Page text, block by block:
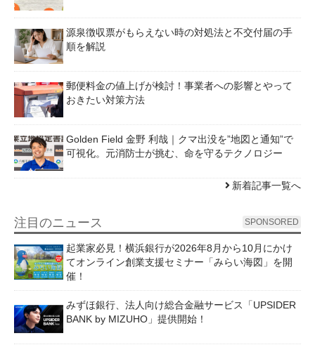
源泉徴収票がもらえない時の対処法と不交付届の手
順を解説
郵便料金の値上げが検討！事業者への影響とやって
おきたい対策方法
Golden Field 金野 利哉｜クマ出没を”地図と通知”で
可視化。元消防士が挑む、命を守るテクノロジー
新着記事一覧へ
注目のニュース SPONSORED
起業家必見！横浜銀行が2026年8月から10月にかけ
てオンライン創業支援セミナー「みらい海図」を開
催！
みずほ銀行、法人向け総合金融サービス「UPSIDER
BANK by MIZUHO」提供開始！